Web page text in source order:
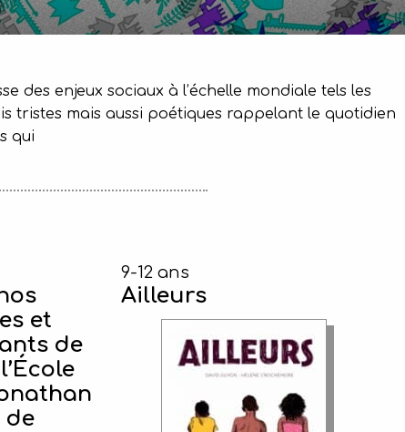
des enjeux sociaux à l’échelle mondiale tels les
tristes mais aussi poétiques rappelant le quotidien
qui
et
de
de
9-12 ans
Ailleurs